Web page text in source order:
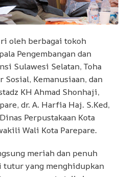
oleh berbagai tokoh
Pengembangan dan
Sulawesi Selatan, Toha
Kemanusiaan, dan
KH Ahmad Shonhaji,
dr. A. Harfia Haj. S.Ked,
Perpustakaan Kota
Wali Kota Parepare.
meriah dan penuh
tutur yang menghidupkan